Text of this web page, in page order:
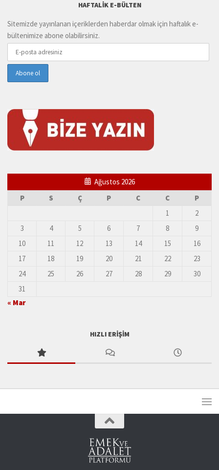
HAFTALIK E-BÜLTEN
Sitemizde yayınlanan içeriklerden haberdar olmak için haftalık e-
bültenimize abone olabilirsiniz.
Ağustos 2026
P
S Ç P C C
P
1
2
3
4 5 6 7 8
9
10
11 12 13 14 15
16
17
18 19 20 21 22
23
24
25 26 27 28 29
30
31
« Mar
HIZLI ERIŞIM